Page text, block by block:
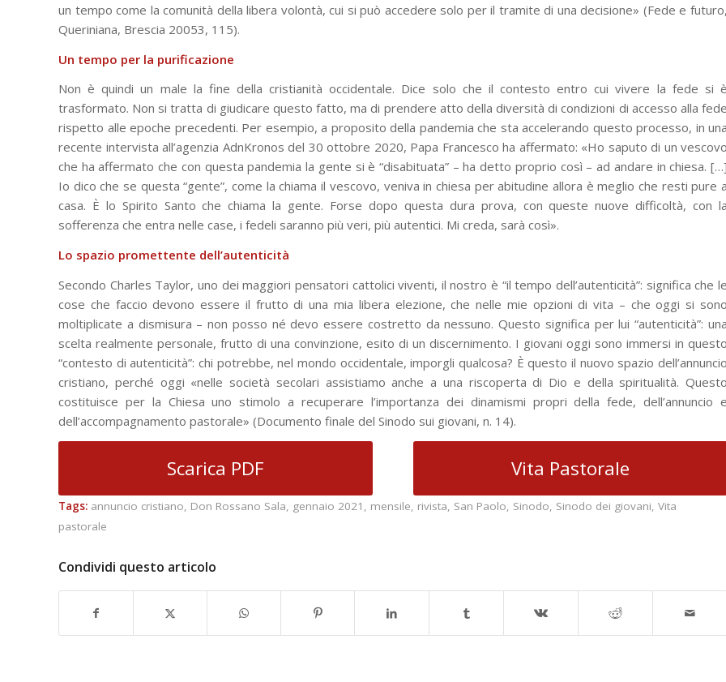
un tempo come la comunità della libera volontà, cui si può accedere solo per il tramite di una decisione» (Fede e futuro,
Queriniana, Brescia 20053, 115).
Un tempo per la purificazione
Non è quindi un male la fine della cristianità occidentale. Dice solo che il contesto entro cui vivere la fede si è
trasformato. Non si tratta di giudicare questo fatto, ma di prendere atto della diversità di condizioni di accesso alla fede
rispetto alle epoche precedenti. Per esempio, a proposito della pandemia che sta accelerando questo processo, in una
recente intervista all’agenzia AdnKronos del 30 ottobre 2020, Papa Francesco ha affermato: «Ho saputo di un vescovo
che ha affermato che con questa pandemia la gente si è “disabituata” – ha detto proprio così – ad andare in chiesa. […]
Io dico che se questa “gente”, come la chiama il vescovo, veniva in chiesa per abitudine allora è meglio che resti pure a
casa. È lo Spirito Santo che chiama la gente. Forse dopo questa dura prova, con queste nuove difficoltà, con la
sofferenza che entra nelle case, i fedeli saranno più veri, più autentici. Mi creda, sarà così».
Lo spazio promettente dell’autenticità
Secondo Charles Taylor, uno dei maggiori pensatori cattolici viventi, il nostro è “il tempo dell’autenticità”: significa che le
cose che faccio devono essere il frutto di una mia libera elezione, che nelle mie opzioni di vita – che oggi si sono
moltiplicate a dismisura – non posso né devo essere costretto da nessuno. Questo significa per lui “autenticità”: una
scelta realmente personale, frutto di una convinzione, esito di un discernimento. I giovani oggi sono immersi in questo
“contesto di autenticità”: chi potrebbe, nel mondo occidentale, imporgli qualcosa? È questo il nuovo spazio dell’annuncio
cristiano, perché oggi «nelle società secolari assistiamo anche a una riscoperta di Dio e della spiritualità. Questo
costituisce per la Chiesa uno stimolo a recuperare l’importanza dei dinamismi propri della fede, dell’annuncio e
dell’accompagnamento pastorale» (Documento finale del Sinodo sui giovani, n. 14).
Scarica PDF Vita Pastorale
Tags: annuncio cristiano Don Rossano Sala gennaio 2021 mensile rivista San Paolo Sinodo Sinodo dei giovani Vita
pastorale
Condividi questo articolo